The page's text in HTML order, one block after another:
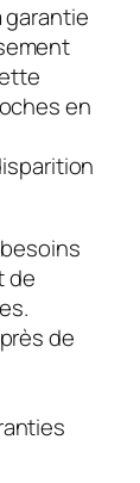
garantie
en
de
de